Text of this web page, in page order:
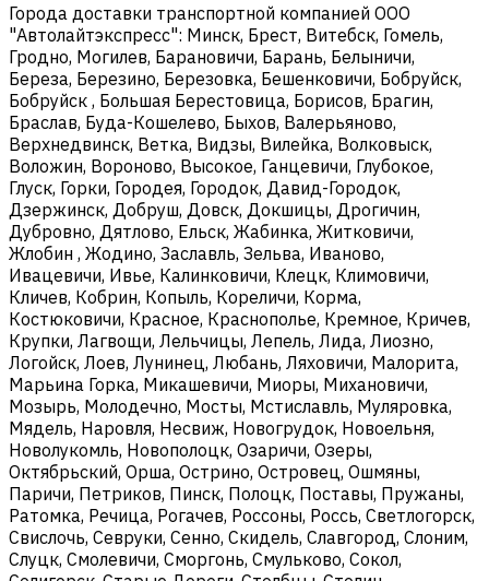
Города доставки транспортной компанией ООО
"Автолайтэкспресс": Минск, Брест, Витебск, Гомель,
Гродно, Могилев, Барановичи, Барань, Белыничи,
Береза, Березино, Березовка, Бешенковичи, Бобруйск,
Бобруйск , Большая Берестовица, Борисов, Брагин,
Браслав, Буда-Кошелево, Быхов, Валерьяново,
Верхнедвинск, Ветка, Видзы, Вилейка, Волковыск,
Воложин, Вороново, Высокое, Ганцевичи, Глубокое,
Глуск, Горки, Городея, Городок, Давид-Городок,
Дзержинск, Добруш, Довск, Докшицы, Дрогичин,
Дубровно, Дятлово, Ельск, Жабинка, Житковичи,
Жлобин , Жодино, Заславль, Зельва, Иваново,
Ивацевичи, Ивье, Калинковичи, Клецк, Климовичи,
Кличев, Кобрин, Копыль, Кореличи, Корма,
Костюковичи, Красное, Краснополье, Кремное, Кричев,
Крупки, Лагвощи, Лельчицы, Лепель, Лида, Лиозно,
Логойск, Лоев, Лунинец, Любань, Ляховичи, Малорита,
Марьина Горка, Микашевичи, Миоры, Михановичи,
Мозырь, Молодечно, Мосты, Мстиславль, Муляровка,
Мядель, Наровля, Несвиж, Новогрудок, Новоельня,
Новолукомль, Новополоцк, Озаричи, Озеры,
Октябрьский, Орша, Острино, Островец, Ошмяны,
Паричи, Петриков, Пинск, Полоцк, Поставы, Пружаны,
Ратомка, Речица, Рогачев, Россоны, Россь, Светлогорск,
Свислочь, Севруки, Сенно, Скидель, Славгород, Слоним,
Слуцк, Смолевичи, Сморгонь, Смульково, Сокол,